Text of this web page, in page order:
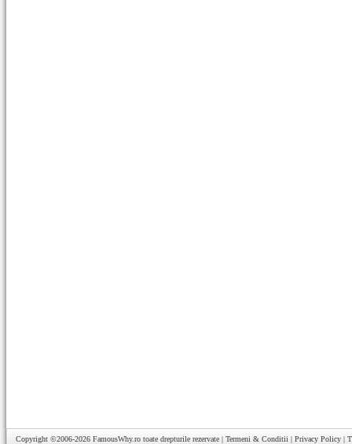
Copyright ©2006-2026 FamousWhy.ro toate drepturile rezervate | Termeni & Conditii | Privacy Policy |